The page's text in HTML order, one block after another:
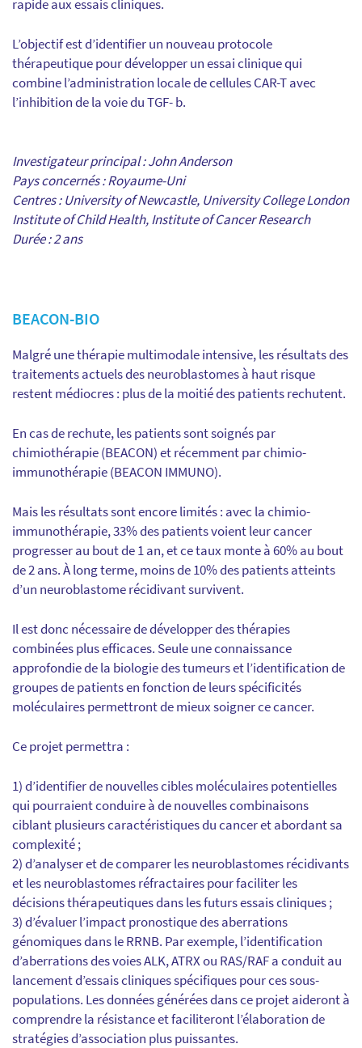
rapide aux essais cliniques.
L’objectif est d’identifier un nouveau protocole
thérapeutique pour développer un essai clinique qui
combine l’administration locale de cellules CAR-T avec
l’inhibition de la voie du TGF- b.
Investigateur principal : John Anderson
Pays concernés : Royaume-Uni
Centres : University of Newcastle, University College London
Institute of Child Health, Institute of Cancer Research
Durée : 2 ans
BEACON-BIO
Malgré une thérapie multimodale intensive, les résultats des
traitements actuels des neuroblastomes à haut risque
restent médiocres : plus de la moitié des patients rechutent.
En cas de rechute, les patients sont soignés par
chimiothérapie (BEACON) et récemment par chimio-
immunothérapie (BEACON IMMUNO).
Mais les résultats sont encore limités : avec la chimio-
immunothérapie, 33% des patients voient leur cancer
progresser au bout de 1 an, et ce taux monte à 60% au bout
de 2 ans. À long terme, moins de 10% des patients atteints
d’un neuroblastome récidivant survivent.
Il est donc nécessaire de développer des thérapies
combinées plus efficaces. Seule une connaissance
approfondie de la biologie des tumeurs et l’identification de
groupes de patients en fonction de leurs spécificités
moléculaires permettront de mieux soigner ce cancer.
Ce projet permettra :
1) d’identifier de nouvelles cibles moléculaires potentielles
qui pourraient conduire à de nouvelles combinaisons
ciblant plusieurs caractéristiques du cancer et abordant sa
complexité ;
2) d’analyser et de comparer les neuroblastomes récidivants
et les neuroblastomes réfractaires pour faciliter les
décisions thérapeutiques dans les futurs essais cliniques ;
3) d’évaluer l’impact pronostique des aberrations
génomiques dans le RRNB. Par exemple, l’identification
d’aberrations des voies ALK, ATRX ou RAS/RAF a conduit au
lancement d’essais cliniques spécifiques pour ces sous-
populations. Les données générées dans ce projet aideront à
comprendre la résistance et faciliteront l’élaboration de
stratégies d’association plus puissantes.